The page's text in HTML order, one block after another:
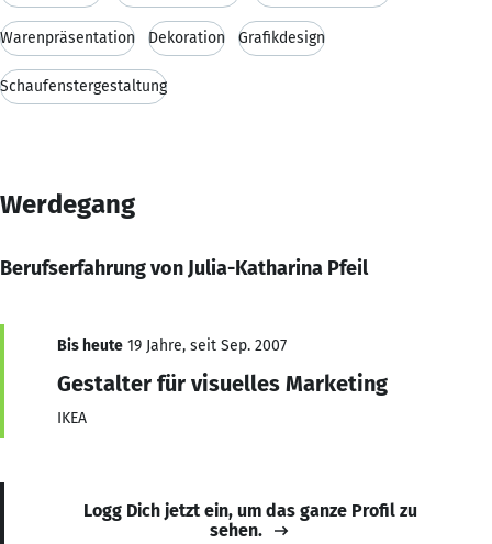
Warenpräsentation Dekoration Grafikdesign
Schaufenstergestaltung
Werdegang
Berufserfahrung von Julia-Katharina Pfeil
Bis heute 19 Jahre, seit Sep. 2007
Gestalter für visuelles Marketing
IKEA
Logg Dich jetzt ein, um das ganze Profil zu
sehen.